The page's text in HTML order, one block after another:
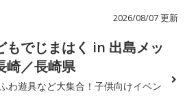
2026/08/07 更新
もでじまはく in 出島メッ
崎／長崎県
わ遊具など大集合！子供向けイベン